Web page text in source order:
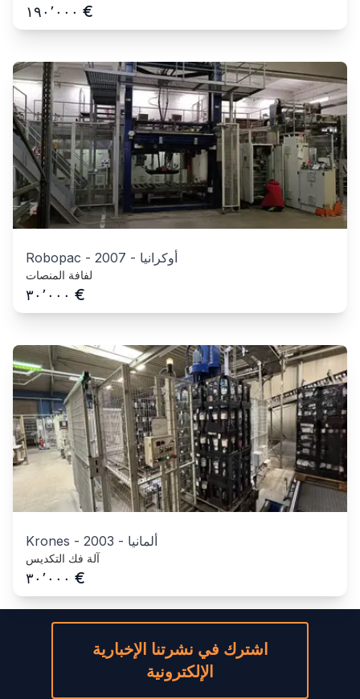
١٩٠٬٠٠٠ €
Robopac - 2007 - أوكرانيا
لفافة المنصات
٣٠٬٠٠٠ €
Krones - 2003 - ألمانيا
آلة فك التكديس
٣٠٬٠٠٠ €
اشترك في نشرتنا الإخبارية
الإلكترونية